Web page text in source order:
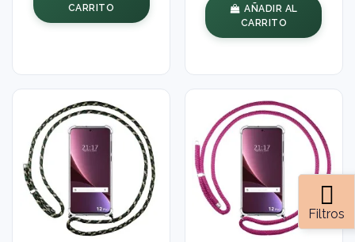
Filtros
CARRITO
AÑADIR AL
CARRITO